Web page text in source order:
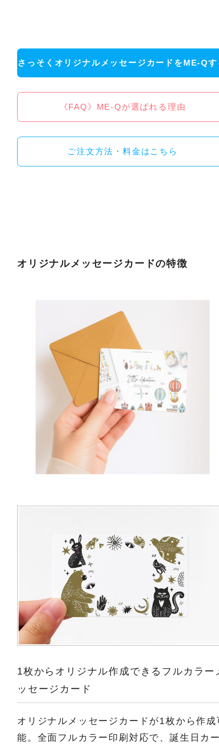
さっそくオリジナルメッセージカードをME-Q
《FAQ》ME-Qが選ばれる理由
ご注文方法・料金はこちら
オリジナルメッセージカードの特徴
1枚からオリジナル作成できるフルカラー
ッセージカード
オリジナルメッセージカードが1枚から作成
能。全面フルカラー印刷対応で、誕生日カ